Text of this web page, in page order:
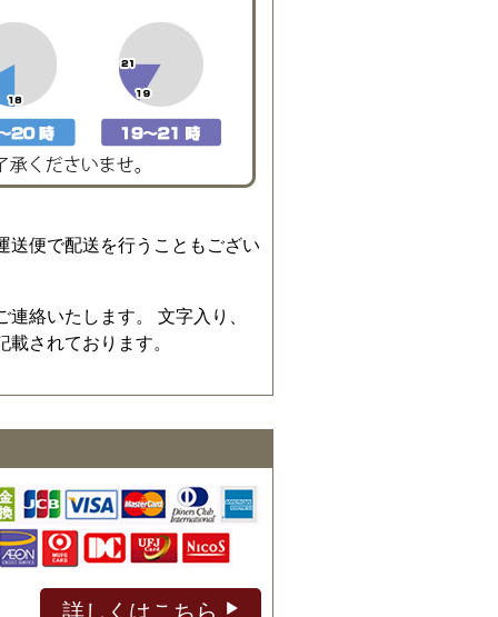
送便で配送を行うこともござい
絡いたします。 文字入り、
されております。
詳しくはこちら